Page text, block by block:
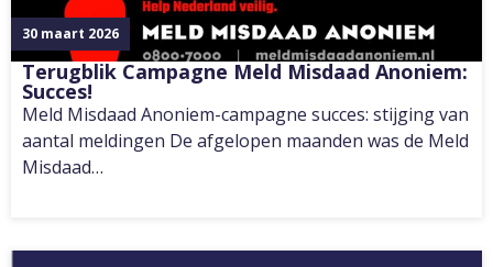
30 maart 2026
Terugblik Campagne Meld Misdaad Anoniem:
Succes!
Meld Misdaad Anoniem-campagne succes: stijging van
aantal meldingen De afgelopen maanden was de Meld
Misdaad…